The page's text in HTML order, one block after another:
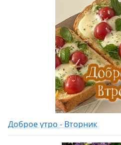
Доброе утро - Вторник